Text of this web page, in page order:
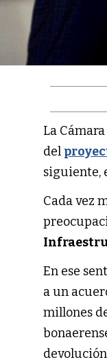
La
del
siguiente,
Cada vez
En ese
a un
millones